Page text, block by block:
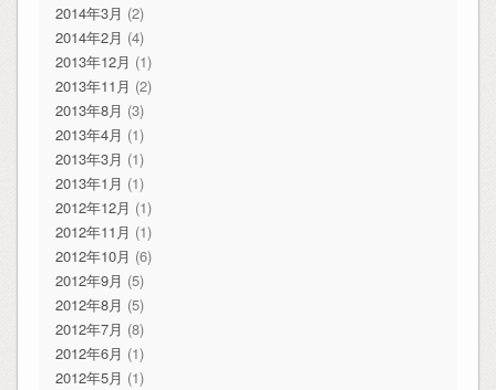
2014年3月 (2)
2014年2月 (4)
2013年12月 (1)
2013年11月 (2)
2013年8月 (3)
2013年4月 (1)
2013年3月 (1)
2013年1月 (1)
2012年12月 (1)
2012年11月 (1)
2012年10月 (6)
2012年9月 (5)
2012年8月 (5)
2012年7月 (8)
2012年6月 (1)
2012年5月 (1)